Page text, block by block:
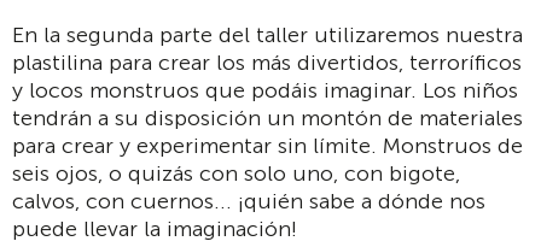
En la segunda parte del taller utilizaremos nuestra
plastilina para crear los más divertidos, terroríficos
y locos monstruos que podáis imaginar. Los niños
tendrán a su disposición un montón de materiales
para crear y experimentar sin límite. Monstruos de
seis ojos, o quizás con solo uno, con bigote,
calvos, con cuernos... ¡quién sabe a dónde nos
puede llevar la imaginación!